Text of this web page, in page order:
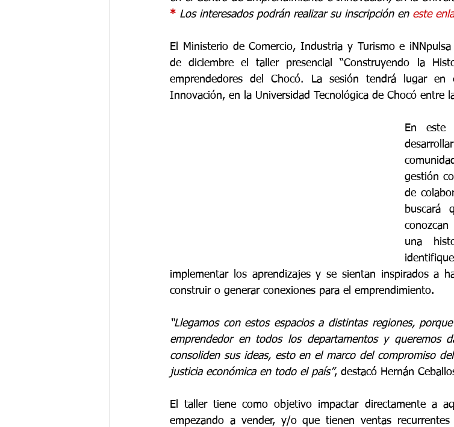
* Los interesados podrán realizar su inscripción en este
El Ministerio de Comercio, Industria y Turismo e
de diciembre el taller presencial “Construyendo la
emprendedores del Chocó. La sesión tendrá lugar
Innovación, en la Universidad Tecnológica de Chocó entre
En este
gestión
de
buscará
conozcan
una
implementar los aprendizajes y se sientan inspirados a
construir o generar conexiones para el emprendimiento.
“Llegamos con estos espacios a distintas regiones,
emprendedor en todos los departamentos y queremos
consoliden sus ideas, esto en el marco del compromiso
justicia económica en todo el país”, destacó Hernán
El taller tiene como objetivo impactar directamente a
empezando a vender, y/o que tienen ventas